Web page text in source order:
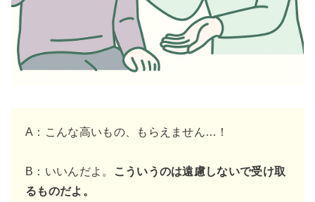
A：こんな高いもの、もらえません…！
B：いいんだよ。
こういうのは遠慮しないで受け取
るものだよ。